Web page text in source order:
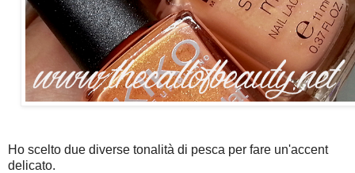
Ho scelto due diverse tonalità di pesca per fare un'accent
delicato.